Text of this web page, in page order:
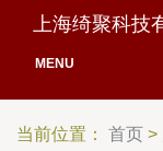
上海绮聚科技
MENU
当前位置： 首页 >